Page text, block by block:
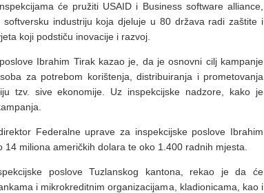
će pružiti USAID i Business software alliance,
industriju koja djeluje u 80 država radi zaštite i
koji podstiču inovacije i razvoj.
Ibrahim Tirak kazao je, da je osnovni cilj kampanje
za potrebom korištenja, distribuiranja i prometovanja
tzv. sive ekonomije. Uz inspekcijske nadzore, kako je
Federalne uprave za inspekcijske poslove Ibrahim
miliona američkih dolara te oko 1.400 radnih mjesta.
poslove Tuzlanskog kantona, rekao je da će
i mikrokreditnim organizacijama, kladionicama, kao i